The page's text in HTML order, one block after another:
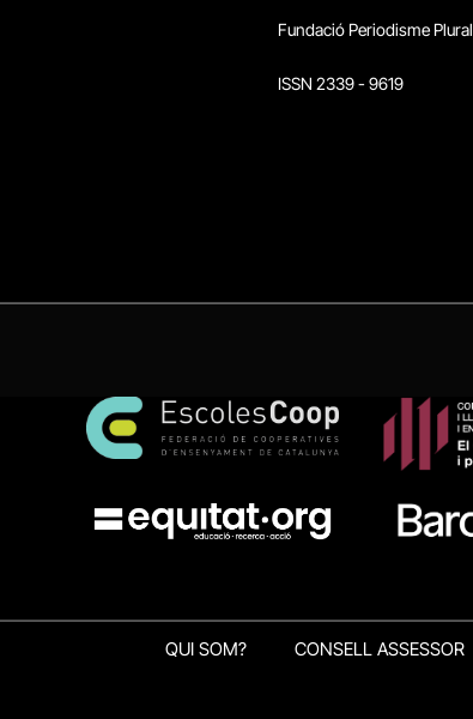
Fundació Periodisme Plural
ISSN 2339 - 9619
QUI SOM? CONSELL ASSESSOR